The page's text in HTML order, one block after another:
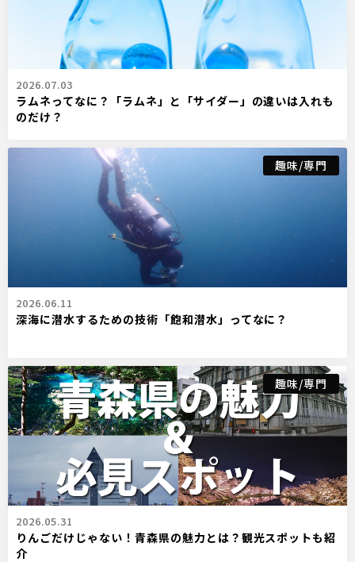
2026.07.03
ラムネってなに？「ラムネ」と「サイダー」の違いは入れも
のだけ？
趣味/専門
2026.06.11
深海に潜水するための技術「飽和潜水」ってなに？
趣味/専門
2026.05.31
りんごだけじゃない！青森県の魅力とは？観光スポットも紹
介